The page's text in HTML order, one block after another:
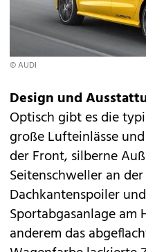
© AUDI
Design und
Optisch gibt es die
große Lufteinlässe
der Front, silberne
Seitenschweller an
Dachkantenspoiler
Sportabgasanlage am
anderem das